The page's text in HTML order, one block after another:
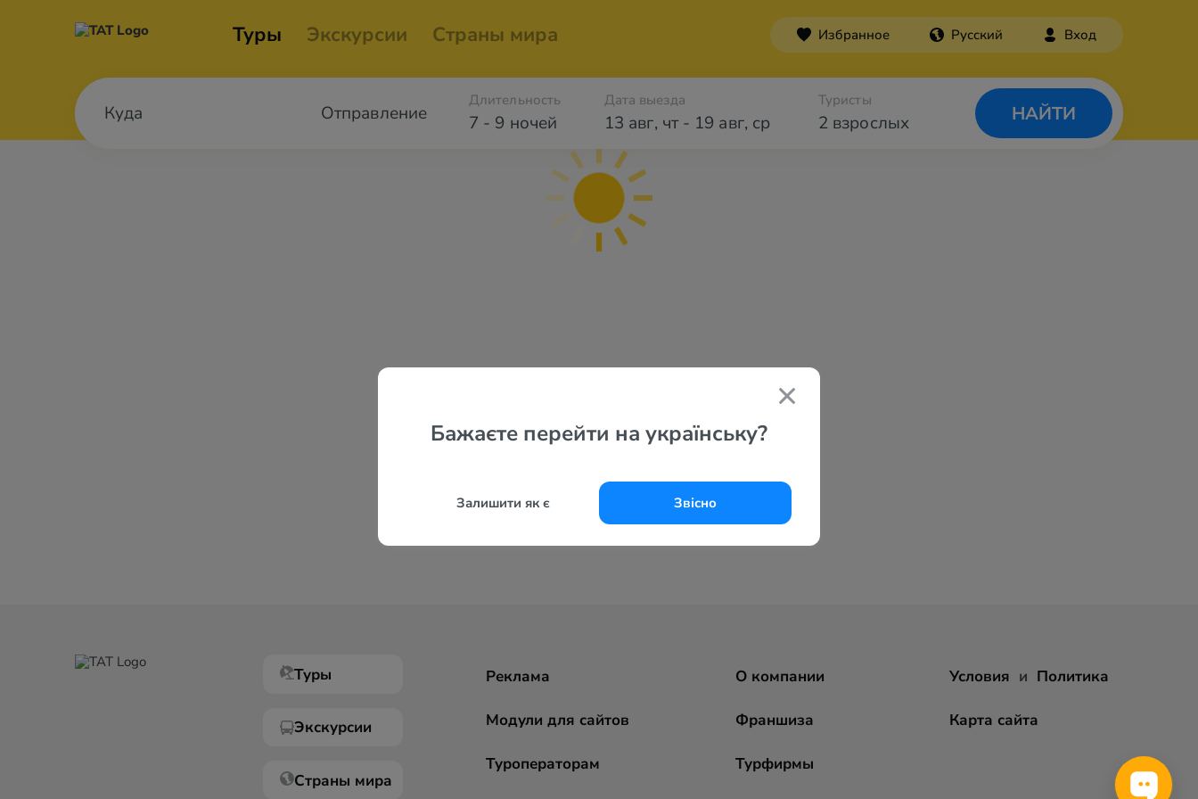
Туры Экскурсии Страны мира Избранное Русский Вход
Отправление 7 - 9 ночей
Длительность Дата выезда
13 авг, чт- 19 авг, ср 2 взрослых
Туристы
НАЙТИ
Бажаєте перейти на українську?
Залишити як є Звісно
Туры
Экскурсии
Страны мира
Реклама
Модули для сайтов
Туроператорам
О компании
Франшиза
Турфирмы
Условия и Политика
Карта сайта